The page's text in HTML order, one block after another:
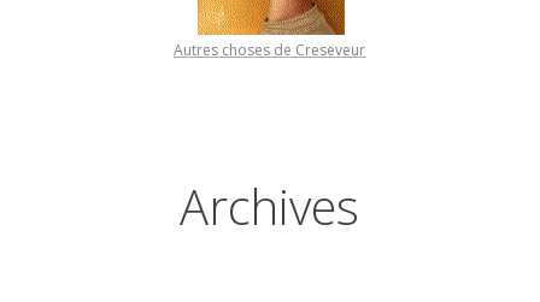
Autres choses de Creseveur
Archives